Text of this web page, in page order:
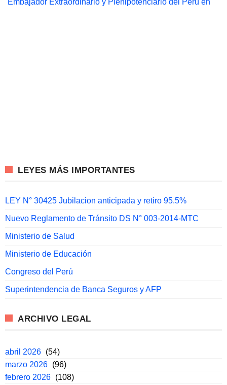
Embajador Extraordinario y Plenipotenciario del Perú en
LEYES MÁS IMPORTANTES
LEY N° 30425 Jubilacion anticipada y retiro 95.5%
Nuevo Reglamento de Tránsito DS N° 003-2014-MTC
Ministerio de Salud
Ministerio de Educación
Congreso del Perú
Superintendencia de Banca Seguros y AFP
ARCHIVO LEGAL
abril 2026 (54)
marzo 2026 (96)
febrero 2026 (108)